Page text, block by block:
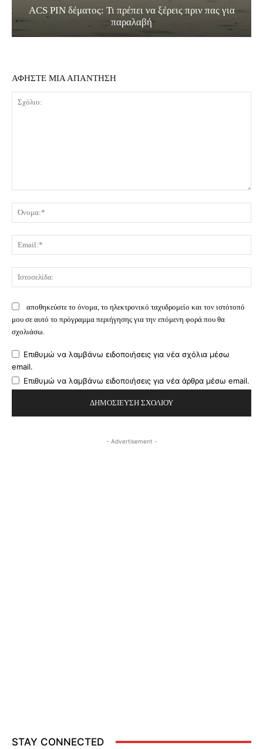
ACS PIN δέματος: Τι πρέπει να ξέρεις πριν πας για
παραλαβή
ΑΦΗΣΤΕ ΜΙΑ ΑΠΑΝΤΗΣΗ
αποθηκεύστε το όνομα, το ηλεκτρονικό ταχυδρομείο και τον ιστότοπό
μου σε αυτό το πρόγραμμα περιήγησης για την επόμενη φορά που θα
σχολιάσω.
Επιθυμώ να λαμβάνω ειδοποιήσεις για νέα σχόλια μέσω
email.
Επιθυμώ να λαμβάνω ειδοποιήσεις για νέα άρθρα μέσω email.
- Advertisement -
STAY CONNECTED